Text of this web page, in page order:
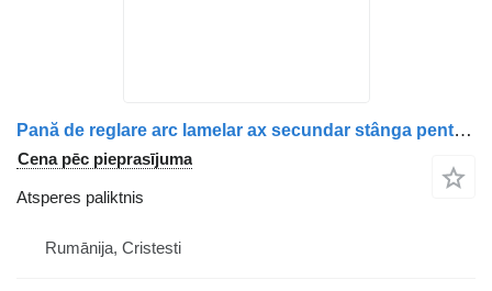
Pană de reglare arc lamelar ax secundar stânga pentru atsperes paliktnis paredzēts Scania kravas automašīnas
Cena pēc pieprasījuma
Atsperes paliktnis
Rumānija, Cristesti